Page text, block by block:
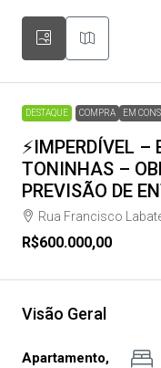
DESTAQUE COMPRA EM
⚡IMPERDÍVEL –
TONINHAS –
PREVISÃO DE
Rua Francisco
R$600.000,00
Visão Geral
Apartamento,